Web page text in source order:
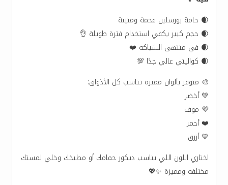
🌒 خامة بورسلين فخمة ومتينة
🌒 حجم كبير يكفي استخدام فترة طويلة 👌
🌒 في منتهى الشياكة ❤️
🌒 كواليتي عالي جدًا 💯
🎨 متوفر بألوان مميزة تناسب كل الأذواق:
💚 أخضر
💜 موف
❤️ أحمر
💙 أزرق
اختاري اللون اللي يناسب ديكور حمامك أو مطبخك وخلي لمستك
مختلفة ومميزة ✨💖